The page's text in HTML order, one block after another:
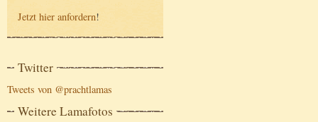
Jetzt hier anfordern!
Twitter
Tweets von @prachtlamas
Weitere Lamafotos